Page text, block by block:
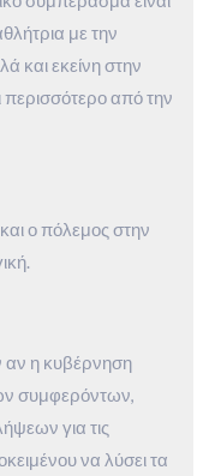
με την
και εκείνη στην
περισσότερο από την
ο πόλεμος στην
η κυβέρνηση
συμφερόντων,
για τις
να λύσει τα